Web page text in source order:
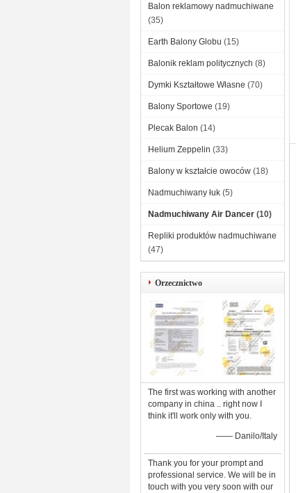
Balon reklamowy nadmuchiwane
(35)
Earth Balony Globu (15)
Balonik reklam politycznych (8)
Dymki Kształtowe Własne (70)
Balony Sportowe (19)
Plecak Balon (14)
Helium Zeppelin (33)
Balony w kształcie owoców (18)
Nadmuchiwany łuk (5)
Nadmuchiwany Air Dancer (10)
Repliki produktów nadmuchiwane
(47)
Orzecznictwo
The first was working with another
company in china .. right now I
think it'll work only with you.
—— Danilo/Italy
Thank you for your prompt and
professional service. We will be in
touch with you very soon with our